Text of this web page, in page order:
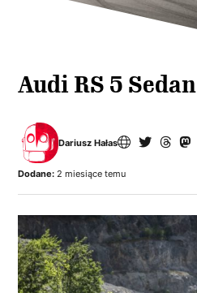
Audi RS 5 Sedan
Dariusz Hałas
Dodane: 2 miesiące temu